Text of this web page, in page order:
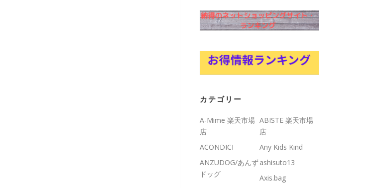
カテゴリー
A-Mime 楽天市場
店
ABISTE 楽天市場
店
ACONDICI
Any Kids Kind
ANZUDOG/あんず
ドッグ
ashisuto13
Axis.bag